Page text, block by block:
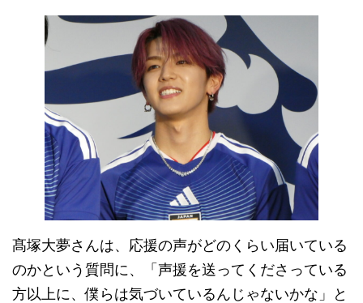
髙塚大夢さんは、応援の声がどのくらい届いている
のかという質問に、「声援を送ってくださっている
方以上に、僕らは気づいているんじゃないかな」と